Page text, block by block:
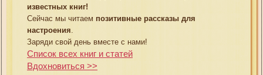
известных книг!
Сейчас мы читаем позитивные рассказы для
настроения
Заряди свой день вместе с нами!
Список всех книг и статей
Вдохновиться >>